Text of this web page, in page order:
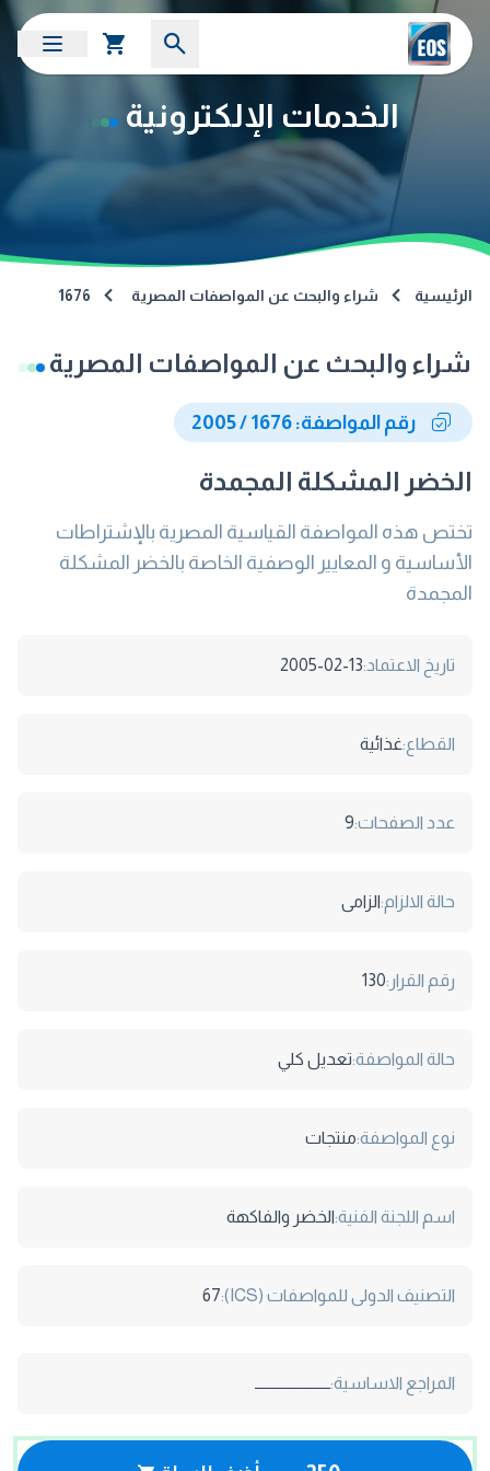
الخدمات الإلكترونية
الرئيسية شراء والبحث عن المواصفات المصرية 1676
شراء والبحث عن المواصفات المصرية
رقم المواصفة: 1676 / 2005
الخضر المشكلة المجمدة
تختص هذه المواصفة القياسية المصرية بالإشتراطات
الأساسية و المعايير الوصفية الخاصة بالخضر المشكلة
المجمدة
تاريخ الاعتماد:2005-02-13
القطاع:غذائية
عدد الصفحات:9
حالة الالزام:الزامى
رقم القرار:130
حالة المواصفة:تعديل كلي
نوع المواصفة:منتجات
اسم اللجنة الفنية:الخضر والفاكهة
التصنيف الدولى للمواصفات (ICS): 67
المراجع الاساسية:ـــــــــــــــــــــــ